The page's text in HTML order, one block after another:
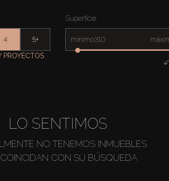
4 5+
Superficie
mínimo
PROYECTOS
LO SENTIMOS
NO TENEMOS INMUEBLES
CON SU BÚSQUEDA